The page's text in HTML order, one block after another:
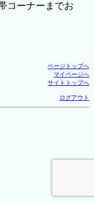
コーナーまでお
ページトップへ
マイページへ
サイトトップへ
ログアウト